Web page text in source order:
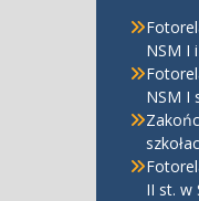
NSM I
NSM I
II st. w